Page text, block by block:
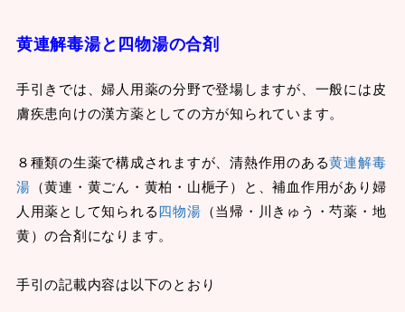
黄連解毒湯と四物湯の合剤
手引きでは、婦人用薬の分野で登場しますが、一般には皮
膚疾患向けの漢方薬としての方が知られています。
８種類の生薬で構成されますが、清熱作用のある黄連解毒
湯 （黄連・黄ごん・黄柏・山梔子）と、補血作用があり婦
人用薬として知られる四物湯 （当帰・川きゅう・芍薬・地
黄）の合剤になります。
手引の記載内容は以下のとおり